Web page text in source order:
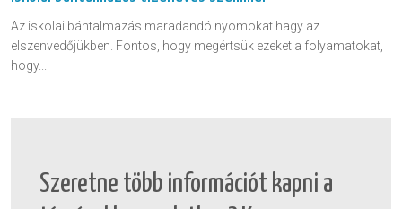
Az iskolai bántalmazás maradandó nyomokat hagy az
elszenvedőjükben. Fontos, hogy megértsük ezeket a folyamatokat,
hogy...
Szeretne több információt kapni a